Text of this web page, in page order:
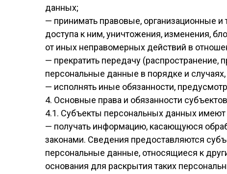
данных;
— принимать правовые, организационные
доступа к ним, уничтожения, изменения,
от иных неправомерных действий в
— прекратить передачу (распространение,
персональные данные в порядке и
— исполнять иные обязанности,
4. Основные права и обязанности
4.1. Субъекты персональных данных имеют
— получать информацию, касающуюся
законами. Сведения предоставляются
персональные данные, относящиеся к
основания для раскрытия таких